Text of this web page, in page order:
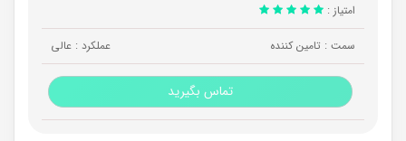
امتیاز :
سمت : تامین کننده عملکرد : عالی
تماس بگیرید